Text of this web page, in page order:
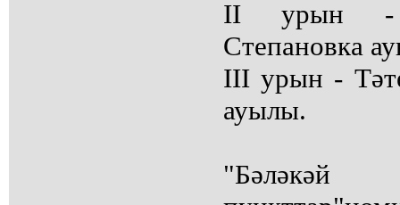
II урын -
Степановка
III урын -
ауылы.